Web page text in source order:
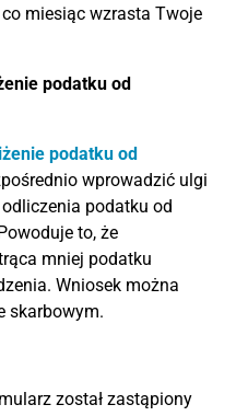
miesiąc wzrasta Twoje
podatku od
podatku od
wprowadzić ulgi
podatku od
to, że
mniej podatku
Wniosek można
skarbowym.
został zastąpiony